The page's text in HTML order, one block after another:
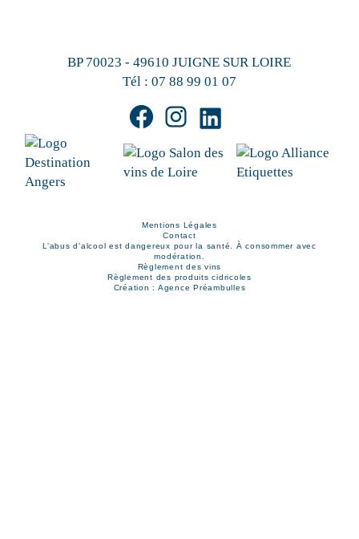
BP 70023 - 49610 JUIGNE SUR LOIRE
Tél : 07 88 99 01 07
Mentions Légales
Contact
L’abus d’alcool est dangereux pour la santé. À consommer avec
modération.
Règlement des vins
Règlement des produits cidricoles
Création : Agence Préambulles